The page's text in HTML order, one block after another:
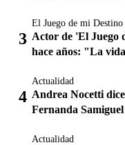
El Juego de mi Destino
Actor de 'El Juego
hace años: "La
Actualidad
Andrea Nocetti
Fernanda
Actualidad